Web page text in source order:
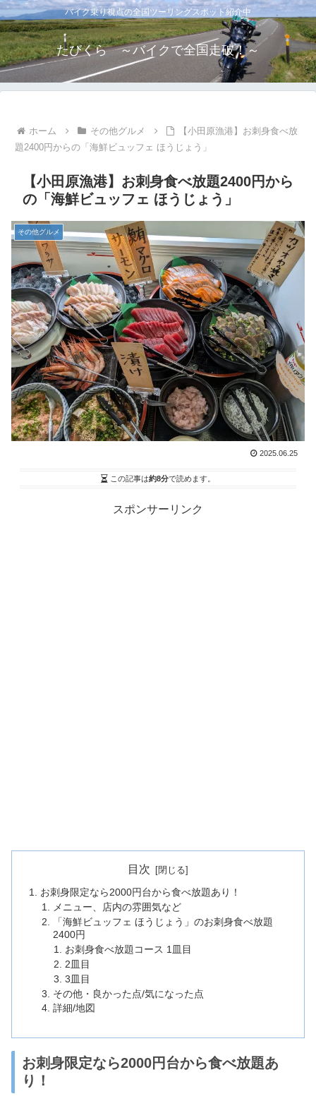
バイク乗り視点の全国ツーリングスポット紹介中
たびくら ～バイクで全国走破！～
ホーム その他グルメ
【小田原漁港】お刺身食べ放
題2400円からの「海鮮ビュッフェ ほうじょう」
【小田原漁港】お刺身食べ放題2400円から
の「海鮮ビュッフェ ほうじょう」
その他グルメ
2025.06.25
この記事は約8分で読めます。
スポンサーリンク
目次
お刺身限定なら2000円台から食べ放題あり！
メニュー、店内の雰囲気など
「海鮮ビュッフェ ほうじょう」のお刺身食べ放題
2400円
お刺身食べ放題コース 1皿目
2皿目
3皿目
その他・良かった点/気になった点
詳細/地図
お刺身限定なら2000円台から食べ放題あ
り！